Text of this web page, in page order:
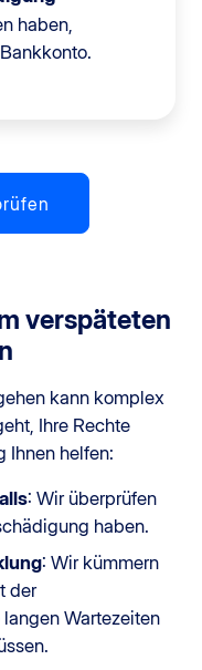
haben,
verspäteten
kann komplex
Ihre Rechte
Ihnen helfen:
: Wir überprüfen
haben.
: Wir kümmern
der
Wartezeiten